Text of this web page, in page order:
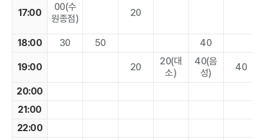
17:00
00(수
원종점)
20
18:00 30 50 40
19:00 20
20(대
소)
40(음
성)
40
20:00
21:00
22:00